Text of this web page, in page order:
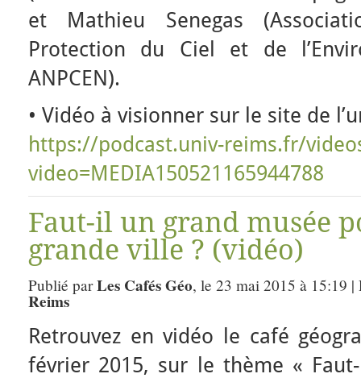
et Mathieu Senegas
Protection du Ciel et de
ANPCEN).
• Vidéo à visionner sur le site de
https://podcast.univ-reims.fr/
video=MEDIA150521165944788
Faut-il un grand musée
grande ville ? (vidéo)
Publié parLes Cafés Géo, le 23 mai 2015 à 15:19
Reims
Retrouvez en vidéo le café
février 2015, sur le thème «